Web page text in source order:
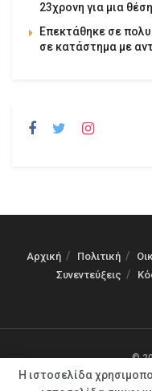
23χρονη για μια
Επεκτάθηκε σε
σε κατάστημα με
Αρχική Πολιτική
Συνεντεύξεις
©
Η ιστοσελίδα